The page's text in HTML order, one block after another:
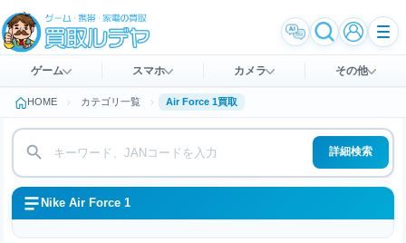
ゲーム スマホ カメラ その他
HOME カテゴリ一覧 Air Force 1買取
詳細検索
Nike Air Force 1